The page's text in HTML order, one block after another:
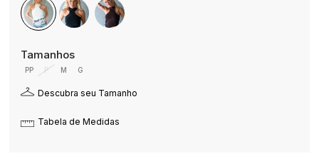
PP P M G
Descubra seu Tamanho
Tabela de Medidas